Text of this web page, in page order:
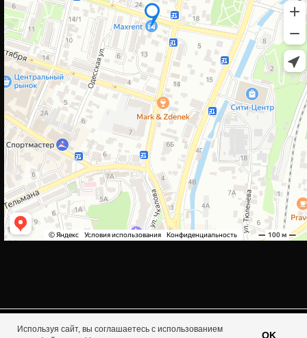
Используя сайт, вы соглашаетесь с использованием
OK
Made on Tilda